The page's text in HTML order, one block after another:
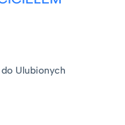
Ulubionych